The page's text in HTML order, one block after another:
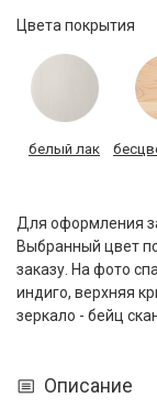
Цвета покрытия
белый лак
Для оформления
Выбранный цвет
заказу. На фото
индиго, верхняя
зеркало - бейц
Описание